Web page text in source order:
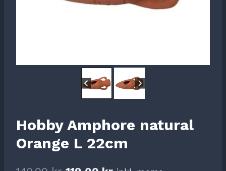
Hobby Amphore natural
Orange L 22cm